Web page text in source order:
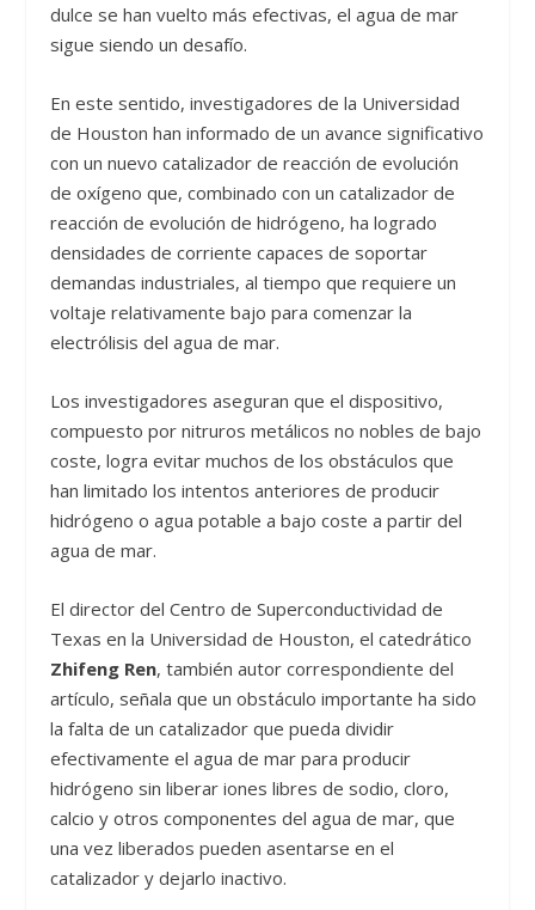
dulce se han vuelto más efectivas, el agua de mar
sigue siendo un desafío.
En este sentido, investigadores de la Universidad
de Houston han informado de un avance significativo
con un nuevo catalizador de reacción de evolución
de oxígeno que, combinado con un catalizador de
reacción de evolución de hidrógeno, ha logrado
densidades de corriente capaces de soportar
demandas industriales, al tiempo que requiere un
voltaje relativamente bajo para comenzar la
electrólisis del agua de mar.
Los investigadores aseguran que el dispositivo,
compuesto por nitruros metálicos no nobles de bajo
coste, logra evitar muchos de los obstáculos que
han limitado los intentos anteriores de producir
hidrógeno o agua potable a bajo coste a partir del
agua de mar.
El director del Centro de Superconductividad de
Texas en la Universidad de Houston, el catedrático
Zhifeng Ren, también autor correspondiente del
artículo, señala que un obstáculo importante ha sido
la falta de un catalizador que pueda dividir
efectivamente el agua de mar para producir
hidrógeno sin liberar iones libres de sodio, cloro,
calcio y otros componentes del agua de mar, que
una vez liberados pueden asentarse en el
catalizador y dejarlo inactivo.